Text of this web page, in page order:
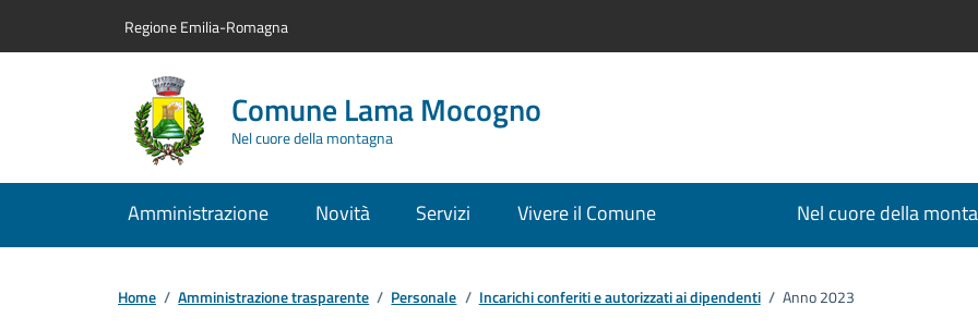
Regione Emilia-Romagna
Comune Lama Mocogno
Nel cuore della montagna
Amministrazione Novità Servizi Vivere il Comune Nel cuore della
Home / Amministrazione trasparente / Personale / Incarichi conferiti e autorizzati ai dipendenti / Anno 2023